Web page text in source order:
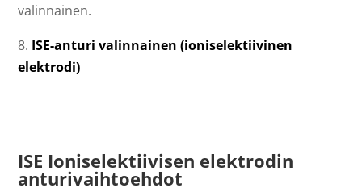
valinnainen.
8. ISE-anturi valinnainen (ioniselektiivinen
elektrodi)
ISE Ioniselektiivisen elektrodin
anturivaihtoehdot